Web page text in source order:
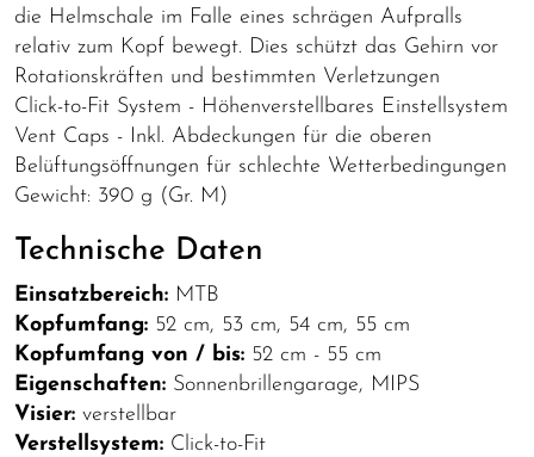
die Helmschale im Falle eines schrägen Aufpralls
relativ zum Kopf bewegt. Dies schützt das Gehirn vor
Rotationskräften und bestimmten Verletzungen
Click-to-Fit System - Höhenverstellbares Einstellsystem
Vent Caps - Inkl. Abdeckungen für die oberen
Belüftungsöffnungen für schlechte Wetterbedingungen
Gewicht: 390 g (Gr. M)
Technische Daten
Einsatzbereich: MTB
Kopfumfang: 52 cm, 53 cm, 54 cm, 55 cm
Kopfumfang von / bis: 52 cm - 55 cm
Eigenschaften: Sonnenbrillengarage, MIPS
Visier: verstellbar
Verstellsystem: Click-to-Fit